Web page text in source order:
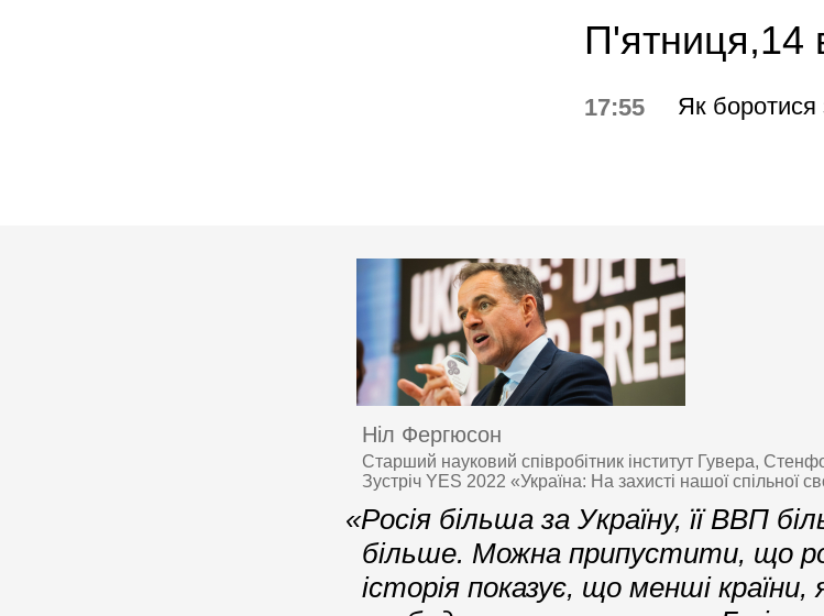
П'ятниця,14
17:55 Як боротися
Ніл Фергюсон
Старший науковий співробітник інститут Гувера,
Зустріч YES 2022 «Україна: На захисті нашої спільної
«Росія більша за Україну, її ВВП
більше. Можна припустити, що
історія показує, що менші